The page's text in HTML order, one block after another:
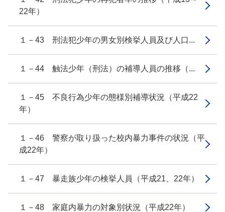
22年）
１－43 刑法犯少年の男女別検挙人員及び人口...
１－44 触法少年（刑法）の補導人員の推移（...
１－45 不良行為少年の態様別補導状況（平成22
年）
１－46 警察が取り扱った校内暴力事件の状況（平
成22年）
１－47 暴走族少年の検挙人員（平成21、22年）
１－48 家庭内暴力の対象別状況（平成22年）